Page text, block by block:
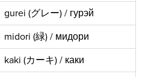
gurei (グレー) / гурэй
midori (緑) / мидори
kaki (カーキ) / каки